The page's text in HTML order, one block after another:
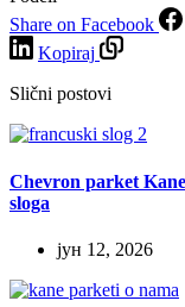
Share on Facebook
Kopiraj
Slični postovi
Chevron parket
sloga
јун 12, 2026